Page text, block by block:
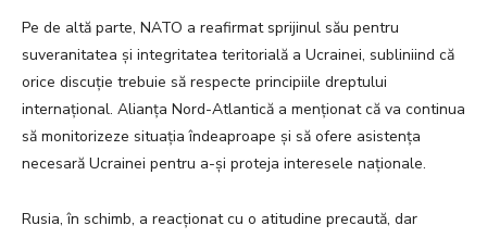
Pe de altă parte, NATO a reafirmat sprijinul său pentru
suveranitatea și integritatea teritorială a Ucrainei, subliniind că
orice discuție trebuie să respecte principiile dreptului
internațional. Alianța Nord-Atlantică a menționat că va continua
să monitorizeze situația îndeaproape și să ofere asistența
necesară Ucrainei pentru a-și proteja interesele naționale.
Rusia, în schimb, a reacționat cu o atitudine precaută, dar